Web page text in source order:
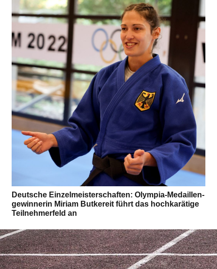
Deut­sche Ein­zel­meis­ter­schaf­ten: Olym­pia-Medail­len­
ge­win­ne­rin Miriam But­ke­reit führt das hoch­ka­rä­tige
Teil­neh­mer­feld an